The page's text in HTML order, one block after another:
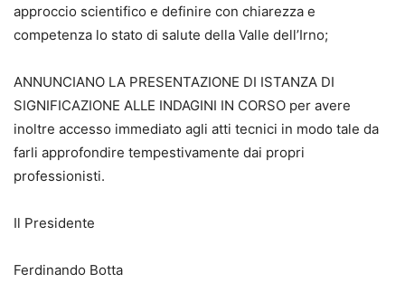
approccio scientifico e definire con chiarezza e
competenza lo stato di salute della Valle dell’Irno;
ANNUNCIANO LA PRESENTAZIONE DI ISTANZA DI
SIGNIFICAZIONE ALLE INDAGINI IN CORSO per avere
inoltre accesso immediato agli atti tecnici in modo tale da
farli approfondire tempestivamente dai propri
professionisti.
Il Presidente
Ferdinando Botta